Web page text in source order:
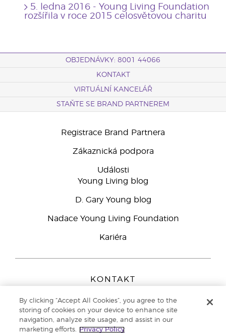
5. ledna 2016 - Young Living Foundation
rozšířila v roce 2015 celosvětovou charitu
OBJEDNÁVKY: 8001 44066
KONTAKT
VIRTUÁLNÍ KANCELÁŘ
STAŇTE SE BRAND PARTNEREM
Registrace Brand Partnera
Zákaznická podpora
Události
Young Living blog
D. Gary Young blog
Nadace Young Living Foundation
Kariéra
KONTAKT
Peizerweg 97
9727 AJ Groningen
Netherlands
By clicking “Accept All Cookies”, you agree to the
storing of cookies on your device to enhance site
navigation, analyze site usage, and assist in our
marketing efforts.
Privacy Policy